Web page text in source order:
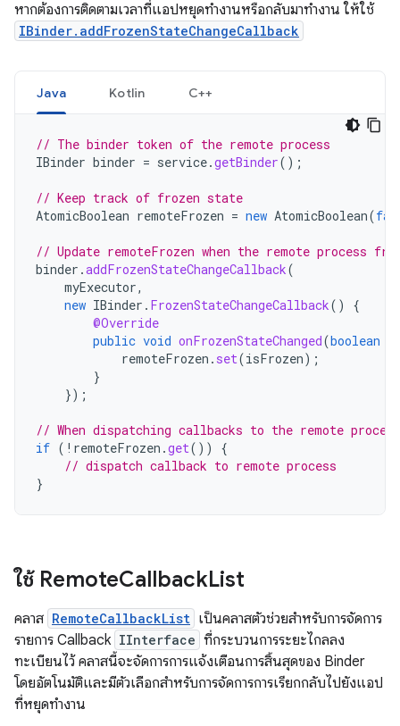
หากต้องการติดตามเวลาที่แอปหยุดทำงานหรือกลับมาทำงาน ให้ใช้
IBinder.addFrozenStateChangeCallback
Java Kotlin C++
// The binder token of the remote process
IBinder binder = service.getBinder();
// Keep track of frozen state
AtomicBoolean remoteFrozen = new AtomicBoolean(
// Update remoteFrozen when the remote process
binder .addFrozenStateChangeCallback(
myExecutor,
new IBinder . FrozenStateChangeCallback()
{
@Override
public void onFrozenStateChanged(boolean
remoteFrozen . set(isFrozen);
}
});
// When dispatching callbacks to the remote
if ( ! remoteFrozen .get())
{
// dispatch callback to remote process
}
ใช้ RemoteCallbackList
คลาส RemoteCallbackList เป็นคลาสตัวช่วยสำหรับการจัดการ
รายการ Callback IInterface ที่กระบวนการระยะไกลลง
ทะเบียนไว้ คลาสนี้จะจัดการการแจ้งเตือนการสิ้นสุดของ Binder
โดยอัตโนมัติและมีตัวเลือกสำหรับการจัดการการเรียกกลับไปยังแอป
ที่หยุดทำงาน